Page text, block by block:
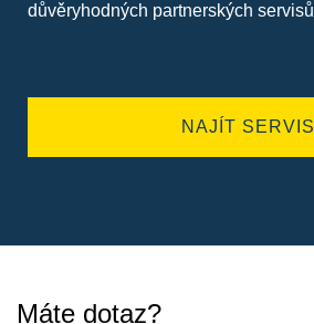
důvěryhodných partnerských
NAJÍT SERVIS
Máte dotaz?